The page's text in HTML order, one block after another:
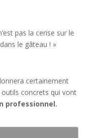
pas la cerise sur le
le gâteau ! »
certainement
concrets qui vont
professionnel.⁠